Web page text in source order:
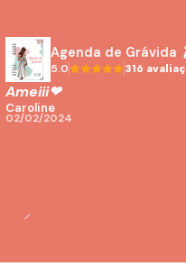
Agenda de Grávida
5.0 316
Ameiii❤
Caroline
02/02/2024